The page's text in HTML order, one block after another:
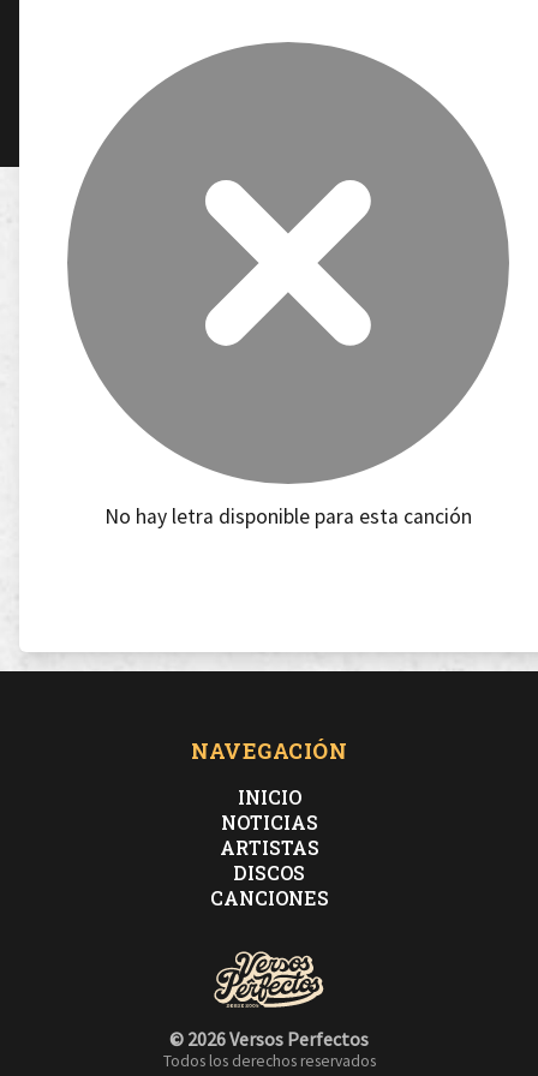
No hay letra disponible para esta canción
NAVEGACIÓN
INICIO
NOTICIAS
ARTISTAS
DISCOS
CANCIONES
© 2026 Versos Perfectos
Todos los derechos reservados